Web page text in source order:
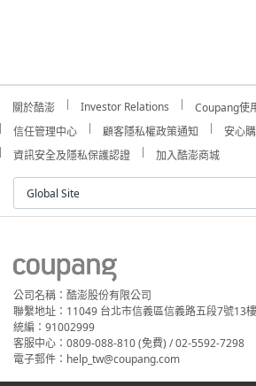
關於酷澎 Investor Relations Coupang使
信任管理中心
顧客隱私權政策通知 安心
資訊安全及隱私保護認證
加入酷澎商城
Global Site
公司名稱：酷澎股份有限公司
聯繫地址：11049 台北市信義區信義路五段7號13
統編：91002999
客服中心：0809-088-810 (免費) / 02-5592-7298
電子郵件：help_tw@coupang.com